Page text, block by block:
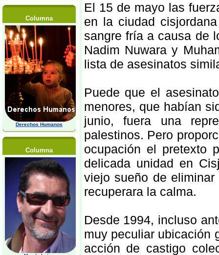
Columna
Derechos Humanos
Columna
El 15 de mayo las
en la ciudad
sangre fría a causa de
Nadim Nuwara y
lista de asesinatos
Puede que el
menores, que habían
junio, fuera una
palestinos. Pero
ocupación el pretexto
delicada unidad en
viejo sueño de
recuperara la calma.
Desde 1994, incluso
muy peculiar ubicación
acción de castigo